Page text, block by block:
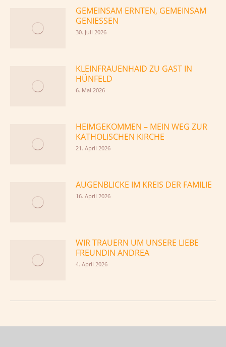
GEMEINSAM ERNTEN, GEMEINSAM
GENIESSEN
30. Juli 2026
KLEINFRAUENHAID ZU GAST IN
HÜNFELD
6. Mai 2026
HEIMGEKOMMEN – MEIN WEG ZUR
KATHOLISCHEN KIRCHE
21. April 2026
AUGENBLICKE IM KREIS DER FAMILIE
16. April 2026
WIR TRAUERN UM UNSERE LIEBE
FREUNDIN ANDREA
4. April 2026